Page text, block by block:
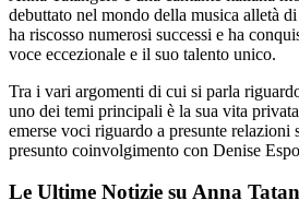
debuttato nel mondo della musica alletà
ha riscosso numerosi successi e ha
voce eccezionale e il suo talento unico.
Tra i vari argomenti di cui si parla
uno dei temi principali è la sua vita
emerse voci riguardo a presunte relazioni
presunto coinvolgimento con Denise
Le Ultime Notizie su Anna